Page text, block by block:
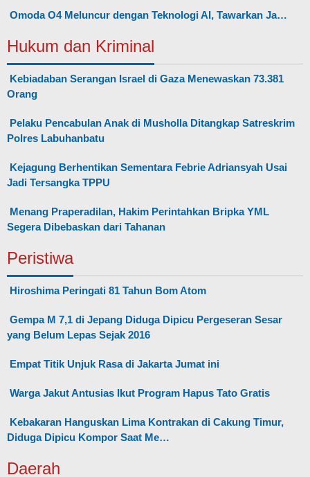
Omoda O4 Meluncur dengan Teknologi AI, Tawarkan Ja…
Hukum dan Kriminal
Kebiadaban Serangan Israel di Gaza Menewaskan 73.381
Orang
Pelaku Pencabulan Anak di Musholla Ditangkap Satreskrim
Polres Labuhanbatu
Kejagung Berhentikan Sementara Febrie Adriansyah Usai
Jadi Tersangka TPPU
Menang Praperadilan, Hakim Perintahkan Bripka YML
Segera Dibebaskan dari Tahanan
Peristiwa
Hiroshima Peringati 81 Tahun Bom Atom
Gempa M 7,1 di Jepang Diduga Dipicu Pergeseran Sesar
yang Belum Lepas Sejak 2016
Empat Titik Unjuk Rasa di Jakarta Jumat ini
Warga Jakut Antusias Ikut Program Hapus Tato Gratis
Kebakaran Hanguskan Lima Kontrakan di Cakung Timur,
Diduga Dipicu Kompor Saat Me…
Daerah